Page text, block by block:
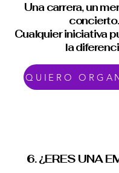
Una carrera, un
Cualquier iniciativa
la
6. ¿ERES UNA